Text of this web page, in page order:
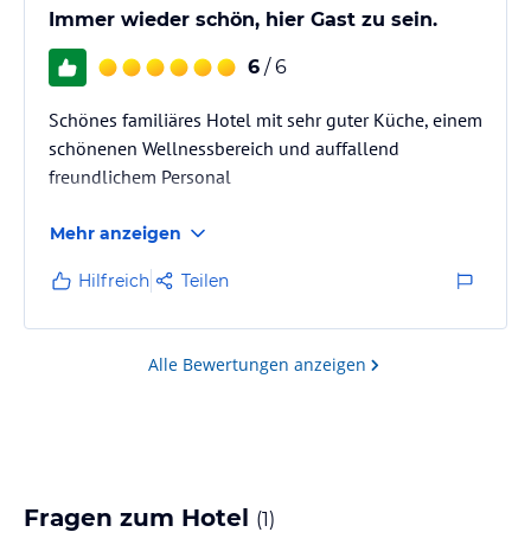
Immer wieder schön, hier Gast zu sein.
6 / 6
Schönes familiäres Hotel mit sehr guter Küche, einem
schönenen Wellnessbereich und auffallend
freundlichem Personal
Mehr anzeigen
Hilfreich Teilen
Alle Bewertungen anzeigen
Fragen zum Hotel (1)